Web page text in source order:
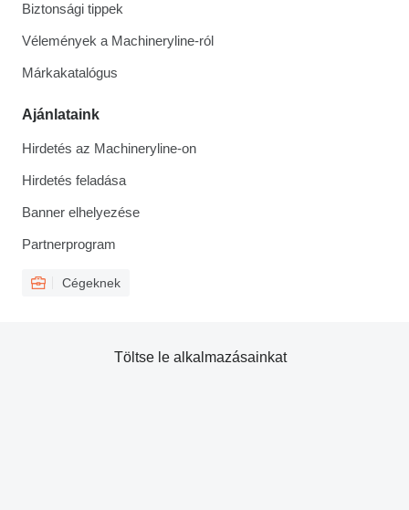
Biztonsági tippek
Vélemények a Machineryline-ról
Márkakatalógus
Ajánlataink
Hirdetés az Machineryline-on
Hirdetés feladása
Banner elhelyezése
Partnerprogram
Cégeknek
Töltse le alkalmazásainkat